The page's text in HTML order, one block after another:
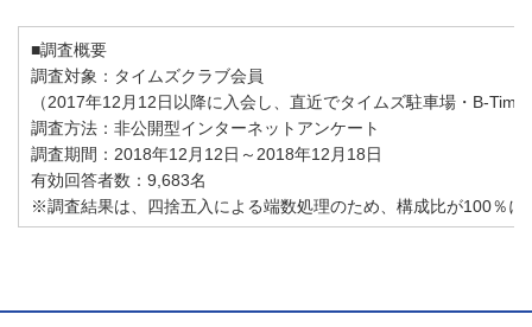
■調査概要
調査対象：タイムズクラブ会員
（2017年12月12日以降に入会し、直近でタイムズ駐車場・B-
調査方法：非公開型インターネットアンケート
調査期間：2018年12月12日～2018年12月18日
有効回答者数：9,683名
※調査結果は、四捨五入による端数処理のため、構成比が100％に